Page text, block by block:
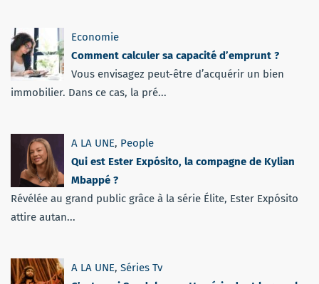
Economie
Comment calculer sa capacité d’emprunt ?
Vous envisagez peut-être d’acquérir un bien
immobilier. Dans ce cas, la pré...
A LA UNE, People
Qui est Ester Expósito, la compagne de Kylian
Mbappé ?
Révélée au grand public grâce à la série Élite, Ester Expósito
attire autan...
A LA UNE, Séries Tv